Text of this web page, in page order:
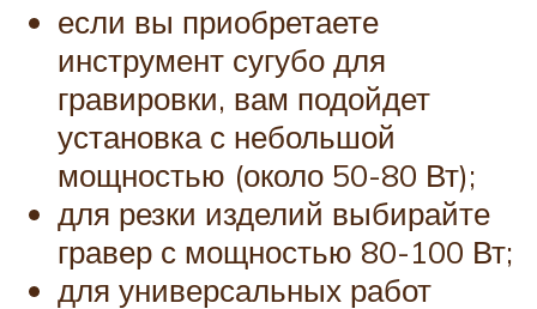
если вы приобретаете
инструмент сугубо для
гравировки, вам подойдет
установка с небольшой
мощностью (около 50-80 Вт);
для резки изделий выбирайте
гравер с мощностью 80-100 Вт;
для универсальных работ